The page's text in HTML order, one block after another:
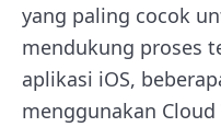
yang paling cocok
mendukung proses
aplikasi iOS,
menggunakan Cloud